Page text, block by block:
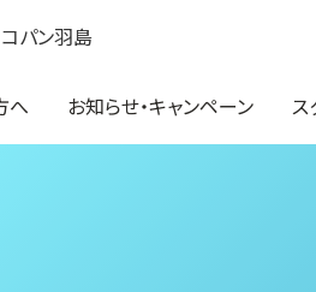
コパン羽島
へ お知らせ・キャンペーン ス